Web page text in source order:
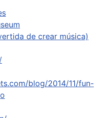
de crear música)
blog/2014/11/fun-